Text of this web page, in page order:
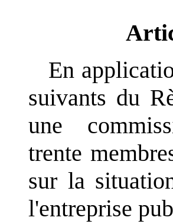
En
suivants du
une
trente
sur la
l'entreprise